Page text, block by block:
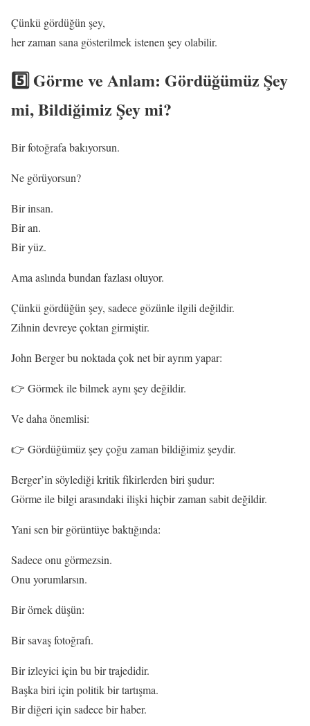
Çünkü gördüğün şey,
her zaman sana gösterilmek istenen şey olabilir.
5️⃣ Görme ve Anlam: Gördüğümüz Şey
mi, Bildiğimiz Şey mi?
Bir fotoğrafa bakıyorsun.
Ne görüyorsun?
Bir insan.
Bir an.
Bir yüz.
Ama aslında bundan fazlası oluyor.
Çünkü gördüğün şey, sadece gözünle ilgili değildir.
Zihnin devreye çoktan girmiştir.
John Berger bu noktada çok net bir ayrım yapar:
👉 Görmek ile bilmek aynı şey değildir.
Ve daha önemlisi:
👉 Gördüğümüz şey çoğu zaman bildiğimiz şeydir.
Berger’in söylediği kritik fikirlerden biri şudur:
Görme ile bilgi arasındaki ilişki hiçbir zaman sabit değildir.
Yani sen bir görüntüye baktığında:
Sadece onu görmezsin.
Onu yorumlarsın.
Bir örnek düşün:
Bir savaş fotoğrafı.
Bir izleyici için bu bir trajedidir.
Başka biri için politik bir tartışma.
Bir diğeri için sadece bir haber.